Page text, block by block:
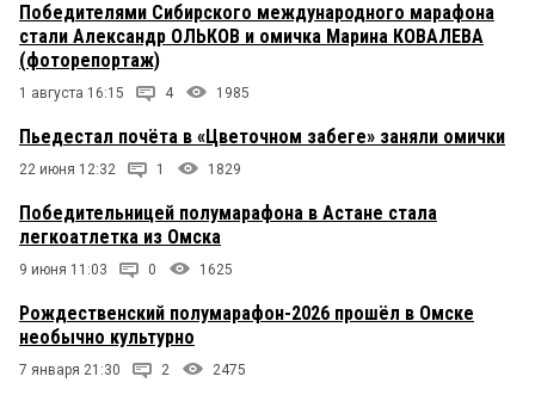
Победителями Сибирского международного марафона
стали Александр ОЛЬКОВ и омичка Марина КОВАЛЕВА
(фоторепортаж)
1 августа 16:15 4 1985
Пьедестал почёта в «Цветочном забеге» заняли омички
22 июня 12:32 1 1829
Победительницей полумарафона в Астане стала
легкоатлетка из Омска
9 июня 11:03 0 1625
Рождественский полумарафон-2026 прошёл в Омске
необычно культурно
7 января 21:30 2 2475